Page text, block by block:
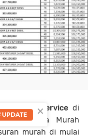
Free Servicedi
Muka Murah
murah di mulai
×
UPDATE